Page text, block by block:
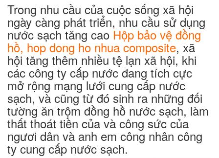
Trong nhu cầu của cuộc sống xã hội
ngày càng phát triển, nhu cầu sử dụng
nước sạch tăng cao Hộp bảo vệ đồng
hồ, hop dong ho nhua composite, xã
hội tăng thêm nhiều tệ lạn xã hội, khi
các công ty cấp nước đang tích cực
mở rộng mạng lưới cung cấp nước
sạch, và cũng từ đó sinh ra những đối
tường ăn trộm đồng hồ nước sạch, làm
thất thoát tiền của và công sức của
ngươi dân và anh em công nhân công
ty cung cấp nước sạch.